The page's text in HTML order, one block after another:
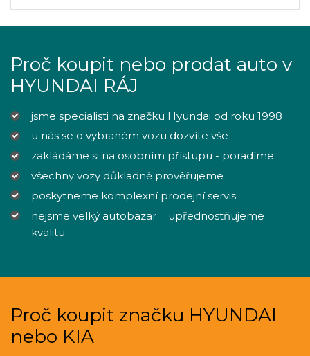
Proč koupit nebo prodat auto v
HYUNDAI RÁJ
jsme specialisti na značku Hyundai od roku 1998
u nás se o vybraném vozu dozvíte vše
zakládáme si na osobním přístupu - poradíme
všechny vozy důkladně prověřujeme
poskytneme komplexní prodejní servis
nejsme velký autobazar = upřednostňujeme
kvalitu
Proč koupit značku HYUNDAI
nebo KIA